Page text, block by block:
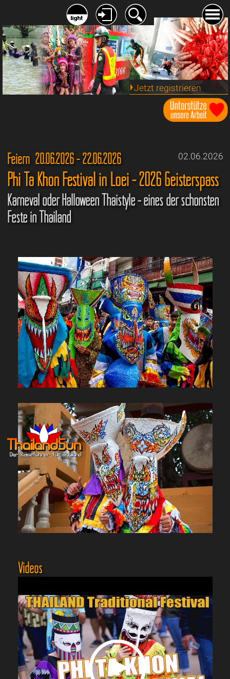
Jetzt registrieren
02.06.2026
Feiern 20.06.2026 - 22.06.2026
Phi Ta Khon Festival in Loei - 2026 Geisterspass
Karneval oder Halloween Thaistyle - eines der schönsten
Feste in Thailand
Videos